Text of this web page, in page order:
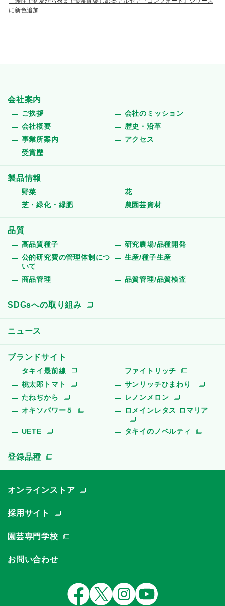
に新色追加
会社案内
ご挨拶
会社のミッション
会社概要
歴史・沿革
事業所案内
アクセス
受賞歴
製品情報
野菜
花
芝・緑化・緑肥
農園芸資材
品質
高品質種子
研究農場/品種開発
公的研究費の管理体制につ
いて
生産/種子生産
商品管理 品質管理/品質検査
SDGsへの取り組み
ニュース
ブランドサイト
タキイ最前線
ファイトリッチ
桃太郎トマト
サンリッチひまわり
たねぢから
レノンメロン
オキソパワー５
ロメインレタス ロマリア
UETE タキイのノベルティ
登録品種
オンラインストア
採用サイト
園芸専門学校
お問い合わせ